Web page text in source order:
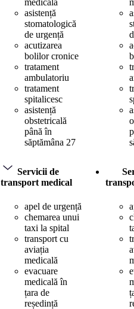
medicală
asistență
stomatologică
de urgență
acutizarea
bolilor cronice
tratament
ambulatoriu
tratament
spitalicesc
asistență
obstetricală
până în
săptămâna 27
Servicii de
transport medical
apel de urgență
chemarea unui
taxi la spital
transport cu
aviația
medicală
evacuare
medicală în
țara de
reședință